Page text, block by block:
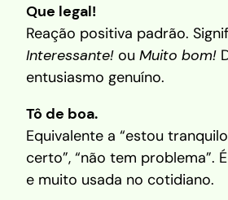
Que legal!
Reação positiva padrão.
Interessante! ou Muito bom!
entusiasmo genuíno.
Tô de boa.
Equivalente a “estou
certo”, “não tem problema”.
e muito usada no cotidiano.